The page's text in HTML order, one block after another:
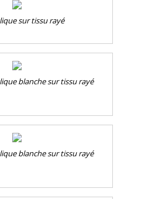
sur tissu rayé
blanche sur tissu rayé
blanche sur tissu rayé